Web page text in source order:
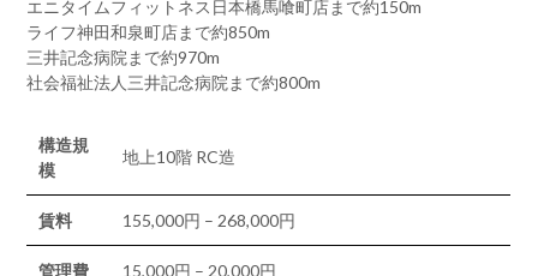
エニタイムフィットネス日本橋馬喰町店まで約150m
ライフ神田和泉町店まで約850m
三井記念病院まで約970m
社会福祉法人三井記念病院まで約800m
構造規
模
地上10階 RC造
賃料 155,000円 – 268,000円
管理費 15,000円 – 20,000円